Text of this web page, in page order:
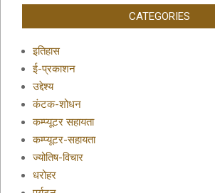
CATEGORIES
इतिहास
ई-प्रकाशन
उद्देश्य
कंटक-शोधन
कम्प्यूटर सहायता
कम्प्यूटर-सहायता
ज्योतिष-विचार
धरोहर